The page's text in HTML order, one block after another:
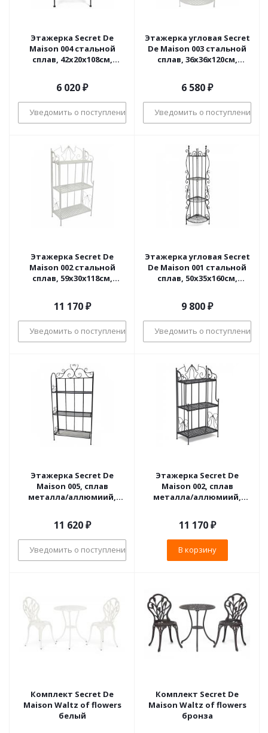
Этажерка Secret De
Maison 004 стальной
сплав, 42х20х108см,
только по 4 шт)
6 020₽
Уведомить о поступлении
Этажерка угловая Secret
De Maison 003 стальной
сплав, 36х36х120см,
6 580₽
Уведомить о поступлении
Этажерка Secret De
Maison 002 стальной
сплав, 59х30х118см,
11 170₽
Уведомить о поступлении
Этажерка угловая Secret
De Maison 001 стальной
сплав, 50х35х160см,
9 800₽
Уведомить о поступлении
Этажерка Secret De
Maison 005, сплав
металла/аллюмиий,
11 620₽
Уведомить о поступлении
Этажерка Secret De
Maison 002, сплав
металла/аллюмиий,
11 170₽
В корзину
Комплект Secret De
Maison Waltz of flowers
белый
Комплект Secret De
Maison Waltz of flowers
бронза